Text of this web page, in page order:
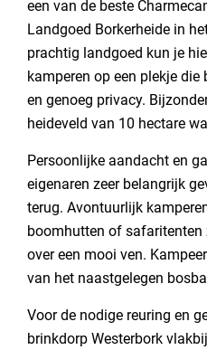
een van de beste
Landgoed Borkerheide in
prachtig landgoed kun je
kamperen op een plekje
en genoeg privacy.
heideveld van 10 hectare
Persoonlijke aandacht en
eigenaren zeer belangrijk
terug. Avontuurlijk
boomhutten of
over een mooi ven.
van het naastgelegen
Voor de nodige reuring en
brinkdorp Westerbork